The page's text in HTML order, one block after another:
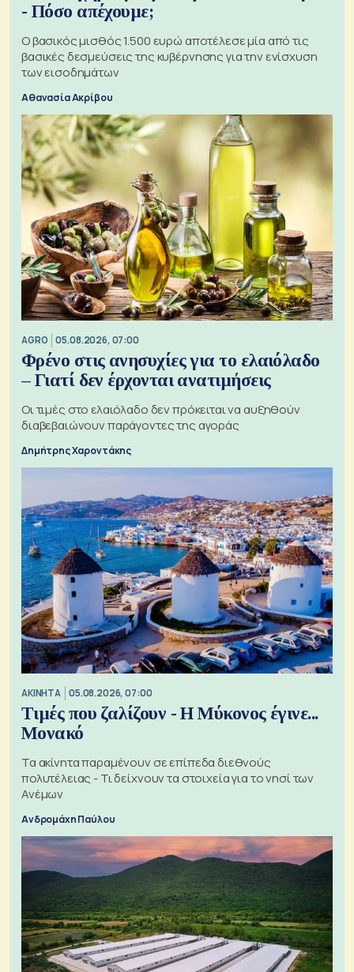
- Πόσο απέχουμε;
Ο βασικός μισθός 1.500 ευρώ αποτέλεσε μία από τις
βασικές δεσμεύσεις της κυβέρνησης για την ενίσχυση
των εισοδημάτων
Αθανασία Ακρίβου
AGRO 05.08.2026, 07:00
Φρένο στις ανησυχίες για το ελαιόλαδο
– Γιατί δεν έρχονται ανατιμήσεις
Οι τιμές στο ελαιόλαδο δεν πρόκειται να αυξηθούν
διαβεβαιώνουν παράγοντες της αγοράς
Δημήτρης Χαροντάκης
ΑΚΙΝΗΤΑ 05.08.2026, 07:00
Τιμές που ζαλίζουν - Η Μύκονος έγινε...
Μονακό
Τα ακίνητα παραμένουν σε επίπεδα διεθνούς
πολυτέλειας - Τι δείχνουν τα στοιχεία για το νησί των
Ανέμων
Ανδρομάχη Παύλου